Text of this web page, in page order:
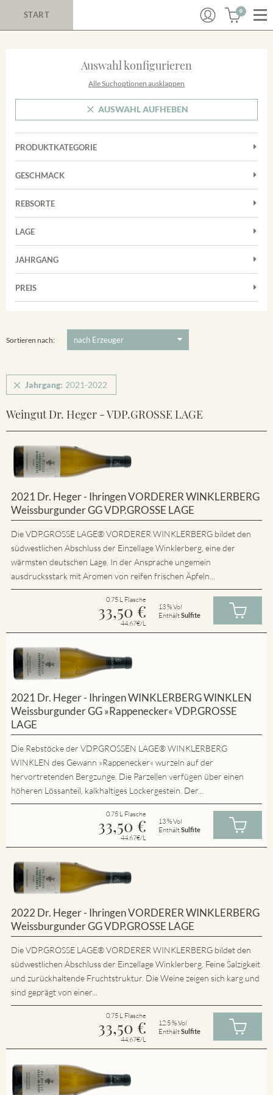
START 0
Auswahl konfigurieren
Alle Suchoptionen ausklappen
AUSWAHL AUFHEBEN
PRODUKTKATEGORIE
Cuvées
Rosé
Weißwein
GESCHMACK
Trocken
REBSORTE
Chardonnay
Grauburgunder
Riesling
LAGE
Achkarrer Schlossberg
Vorderer Winklerberg
Winklerberg Hinter Winklen
JAHRGANG
PREIS
Sortieren nach:
Jahrgang: 2021-2022
Weingut Dr. Heger - VDP.GROSSE LAGE
2021 Dr. Heger - Ihringen VORDERER WINKLERBERG
Weissburgunder GG VDP.GROSSE LAGE
Die VDP.GROSSE LAGE® VORDERER WINKLERBERG bildet den
südwestlichen Abschluss der Einzellage Winklerberg, eine der
wärmsten deutschen Lage. In der Ansprache ungemein
ausdrucksstark mit Aromen von reifen frischen Äpfeln...
0.75 L Flasche
33,50 €
44.67€/L
13 % Vol
EnthältSulfite
2021 Dr. Heger - Ihringen WINKLERBERG WINKLEN
Weissburgunder GG »Rappenecker« VDP.GROSSE
LAGE
Die Rebstöcke der VDP.GROSSEN LAGE® WINKLERBERG
WINKLEN des Gewann »Rappenecker« wurzeln auf der
hervortretenden Bergzunge. Die Parzellen verfügen über einen
höheren Lössanteil, kalkhaltiges Lockergestein. Der...
0.75 L Flasche
33,50 €
44.67€/L
13 % Vol
EnthältSulfite
2022 Dr. Heger - Ihringen VORDERER WINKLERBERG
Weissburgunder GG VDP.GROSSE LAGE
Die VDP.GROSSE LAGE® VORDERER WINKLERBERG bildet den
südwestlichen Abschluss der Einzellage Winklerberg. Feine Salzigkeit
und zurückhaltende Fruchtstruktur. Die Weine zeigen sich karg und
sind geprägt von einer...
0.75 L Flasche
33,50 €
44.67€/L
12.5 % Vol
EnthältSulfite